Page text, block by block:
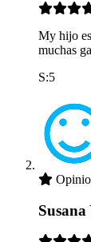
My hijo
muchas
S:5
Susana